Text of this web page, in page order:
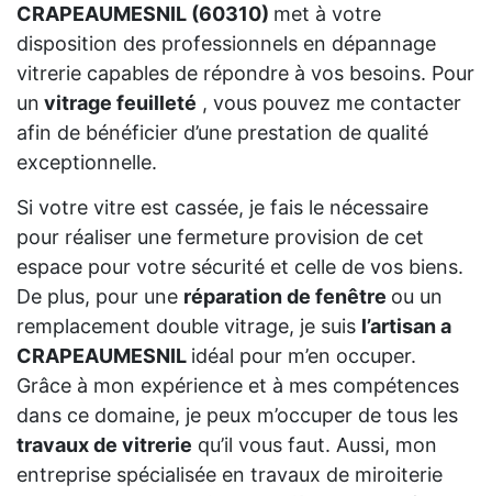
CRAPEAUMESNIL (60310) met à votre
disposition des professionnels en dépannage
vitrerie capables de répondre à vos besoins. Pour
un vitrage feuilleté , vous pouvez me contacter
afin de bénéficier d’une prestation de qualité
exceptionnelle.
Si votre vitre est cassée, je fais le nécessaire
pour réaliser une fermeture provision de cet
espace pour votre sécurité et celle de vos biens.
De plus, pour une réparation de fenêtre ou un
remplacement double vitrage, je suis l’artisan a
CRAPEAUMESNIL idéal pour m’en occuper.
Grâce à mon expérience et à mes compétences
dans ce domaine, je peux m’occuper de tous les
travaux de vitrerie qu’il vous faut. Aussi, mon
entreprise spécialisée en travaux de miroiterie